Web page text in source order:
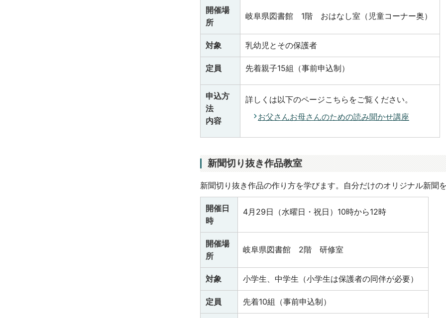
開催場
所
岐阜県図書館 1階 おはなし室（児童コーナー奥）
対象 乳幼児とその保護者
定員 先着親子15組（事前申込制）
申込方
法
内容
詳しくは以下のページこちらをご覧ください。
お父さんお母さんのための読み聞かせ講座
新聞切り抜き作品教室
新聞切り抜き作品の作り方を学びます。自分だけのオリジナル新聞
開催日
時
4月29日（水曜日・祝日）10時から12時
開催場
所
岐阜県図書館 2階 研修室
対象 小学生、中学生（小学生は保護者の同伴が必要）
定員 先着10組（事前申込制）